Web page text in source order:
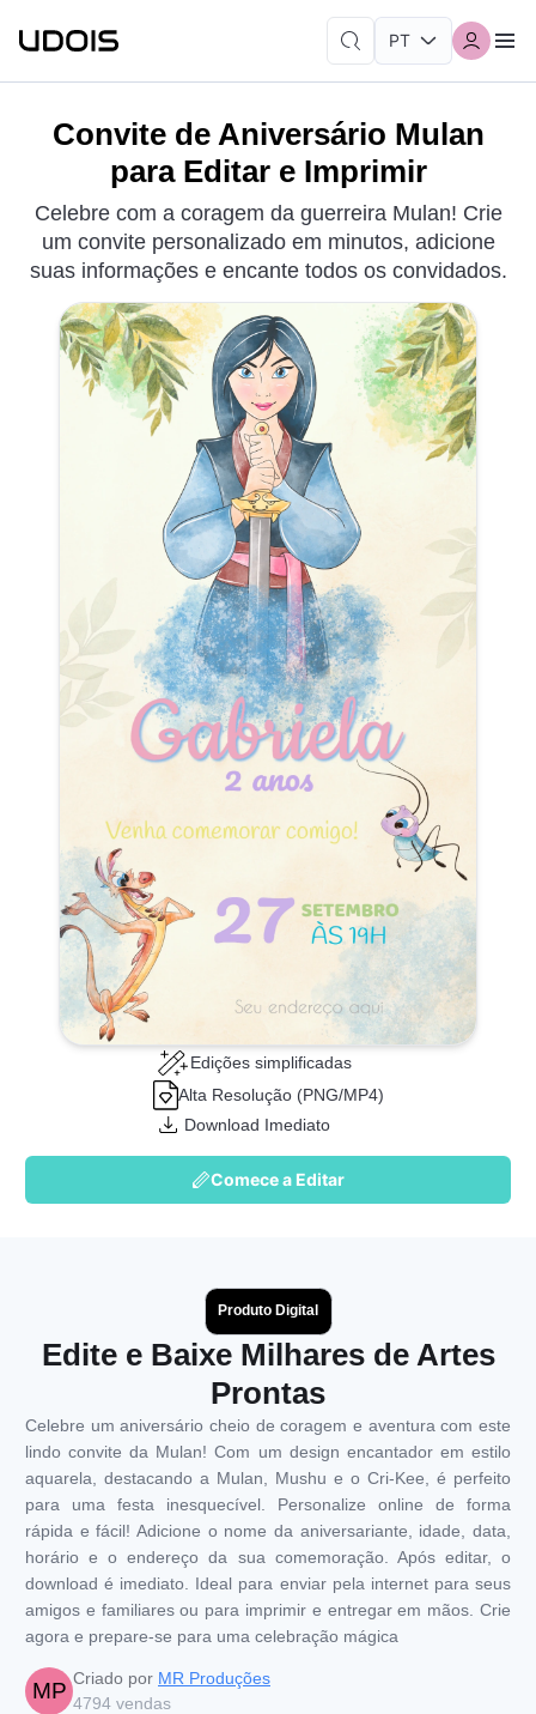
Convite de Aniversário Mulan
para Editar e Imprimir
Celebre com a coragem da guerreira Mulan! Crie
um convite personalizado em minutos, adicione
suas informações e encante todos os convidados.
Edições simplificadas
Alta Resolução (PNG/MP4)
Download Imediato
Comece a Editar
Produto Digital
Edite e Baixe Milhares de Artes
Prontas
Celebre um aniversário cheio de coragem e aventura com este
lindo convite da Mulan! Com um design encantador em estilo
aquarela, destacando a Mulan, Mushu e o Cri-Kee, é perfeito
para uma festa inesquecível. Personalize online de forma
rápida e fácil! Adicione o nome da aniversariante, idade, data,
horário e o endereço da sua comemoração. Após editar, o
download é imediato. Ideal para enviar pela internet para seus
amigos e familiares ou para imprimir e entregar em mãos. Crie
agora e prepare-se para uma celebração mágica
MP Criado por MR Produções
4794 vendas